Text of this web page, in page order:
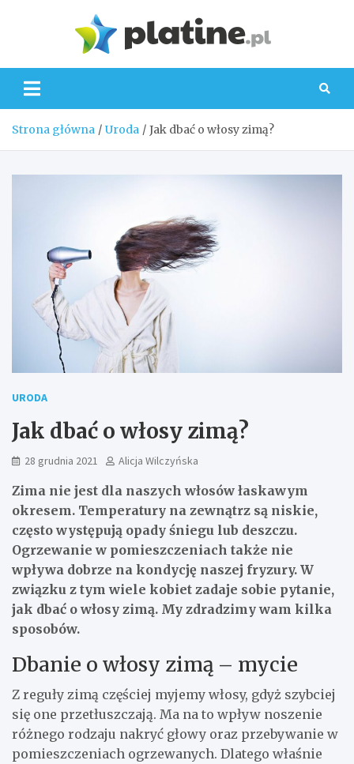
Strona główna Uroda Jak dbać o włosy zimą?
URODA
Jak dbać o włosy zimą?
28 grudnia 2021 Alicja Wilczyńska
Zima nie jest dla naszych włosów łaskawym
okresem. Temperatury na zewnątrz są niskie,
często występują opady śniegu lub deszczu.
Ogrzewanie w pomieszczeniach także nie
wpływa dobrze na kondycję naszej fryzury. W
związku z tym wiele kobiet zadaje sobie pytanie,
jak dbać o włosy zimą. My zdradzimy wam kilka
sposobów.
Dbanie o włosy zimą – mycie
Z reguły zimą częściej myjemy włosy, gdyż szybciej
się one przetłuszczają. Ma na to wpływ noszenie
różnego rodzaju nakryć głowy oraz przebywanie w
pomieszczeniach ogrzewanych. Dlatego właśnie